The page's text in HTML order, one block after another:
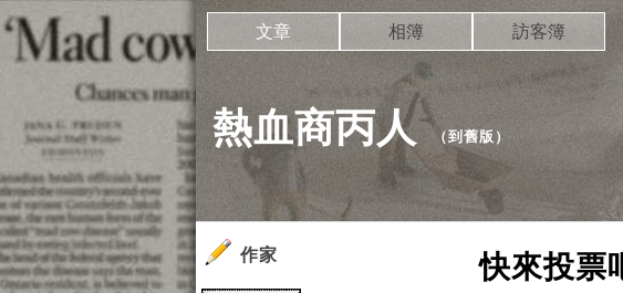
熱血商丙人 （到舊版 ）
文章 相簿 訪客簿
快來投票
作家